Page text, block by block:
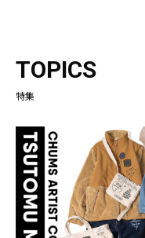
TOPICS
特集